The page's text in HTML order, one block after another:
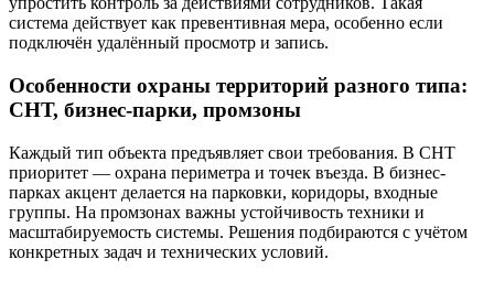
система действует как превентивная мера, особенно если
подключён удалённый просмотр и запись.
Особенности охраны территорий разного типа:
СНТ, бизнес-парки, промзоны
Каждый тип объекта предъявляет свои требования. В СНТ
приоритет — охрана периметра и точек въезда. В бизнес-
парках акцент делается на парковки, коридоры, входные
группы. На промзонах важны устойчивость техники и
масштабируемость системы. Решения подбираются с учётом
конкретных задач и технических условий.